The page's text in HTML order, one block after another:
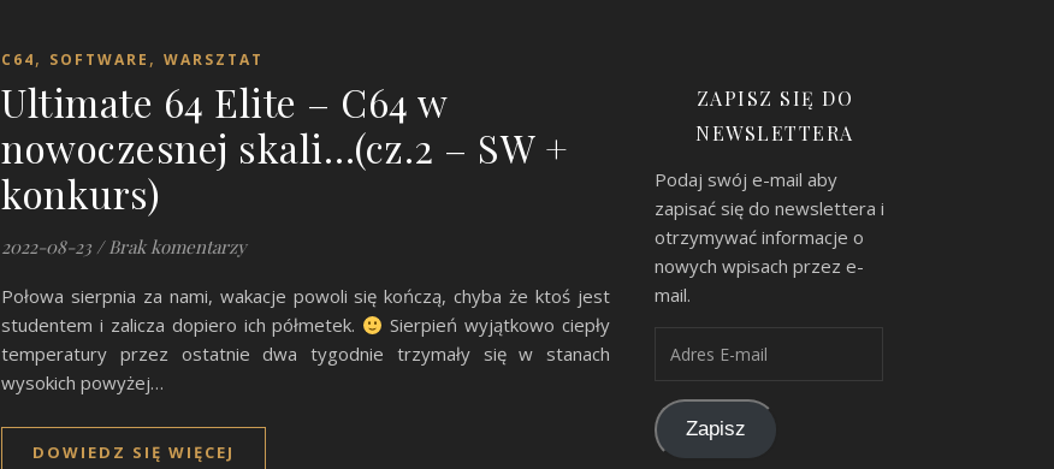
C64, SOFTWARE , WARSZTAT
Ultimate 64 Elite – C64 w
nowoczesnej skali…(cz.2 – SW +
konkurs)
2022-08-23 / Brak komentarzy
Połowa sierpnia za nami, wakacje powoli się kończą, chyba że ktoś jest
studentem i zalicza dopiero ich półmetek.
Sierpień wyjątkowo ciepły
temperatury przez ostatnie dwa tygodnie trzymały się w stanach
wysokich powyżej…
DOWIEDZ SIĘ WIĘCEJ
ZAPISZ SIĘ DO
NEWSLETTERA
Podaj swój e-mail aby
zapisać się do newslettera i
otrzymywać informacje o
nowych wpisach przez e-
mail.
Zapisz